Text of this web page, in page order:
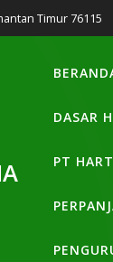
Timur 76115
DASAR
PT